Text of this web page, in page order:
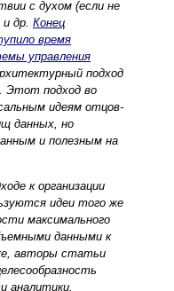
с духом (если не
др. Конец
время
управления
подход
Этот подход во
идеям отцов-
данных, но
и полезным на
к организации
идеи того же
максимального
данными к
авторы статьи
аналитики.